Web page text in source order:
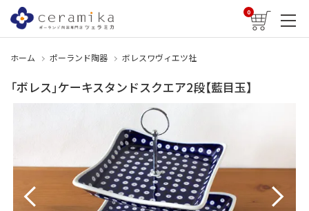
0
ホーム ポーランド陶器 ボレスワヴィエツ社
「ボレス」ケーキスタンドスクエア2段【藍目玉】